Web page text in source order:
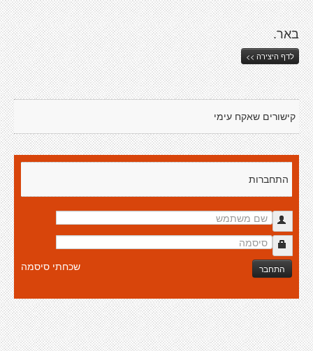
באר.
לדף היצירה >>
קישורים שאקח עימי
התחברות
התחבר שכחתי סיסמה